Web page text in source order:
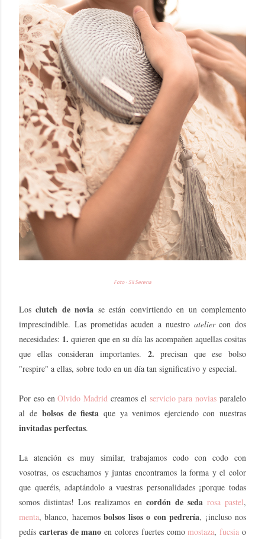
Foto · Sil Serena
Losclutch de novia se están convirtiendo en un complemento
imprescindible. Las prometidas acuden a nuestro ateliercon dos
necesidades: 1. quieren que en su día las acompañen aquellas cositas
que ellas consideran importantes. 2. precisan que ese bolso
"respire" a ellas, sobre todo en un día tan significativo y especial.
Por eso enOlvido Madrid creamos el servicio para novias paralelo
al debolsos de fiesta que ya venimos ejerciendo con nuestras
invitadas perfectas.
La atención es muy similar, trabajamos codo con codo con
vosotras, os escuchamos y juntas encontramos la forma y el color
que queréis, adaptándolo a vuestras personalidades ¡porque todas
somos distintas! Los realizamos en cordón de seda rosa pastel,
menta, blanco, hacemosbolsos lisos o con pedrería, ¡incluso nos
pedís carteras de mano en colores fuertes comomostaza,fucsia o